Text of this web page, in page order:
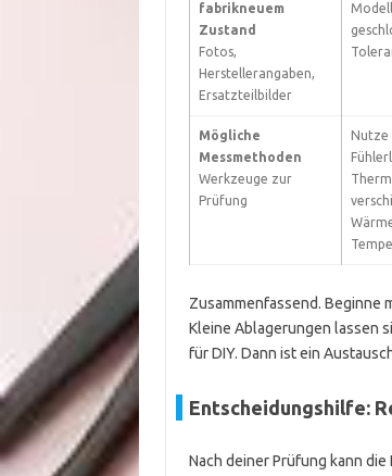
fabrikneuem
Zustand
Fotos,
Herstellerangaben,
Ersatzteilbilder
Mögliche
Messmethoden
Werkzeuge zur
Prüfung
Nutze
Zusammenfassend. Beginne
Kleine Ablagerungen lassen
für DIY. Dann ist ein
Entscheidungshilfe:
Nach deiner Prüfung kann